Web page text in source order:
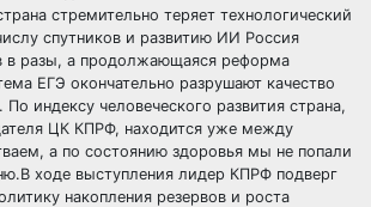
стремительно теряет технологический
спутников и развитию ИИ Россия
в разы, а продолжающаяся реформа
ЕГЭ окончательно разрушают качество
По индексу человеческого развития страна,
ЦК КПРФ, находится уже между
а по состоянию здоровья мы не попали
ходе выступления лидер КПРФ подверг
накопления резервов и роста